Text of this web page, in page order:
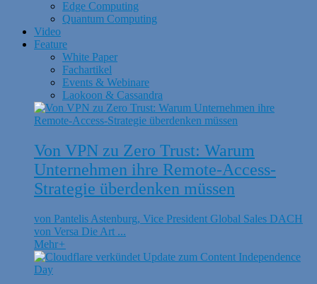
Edge Computing
Quantum Computing
Video
Feature
White Paper
Fachartikel
Events & Webinare
Laokoon & Cassandra
Von VPN zu Zero Trust: Warum
Unternehmen ihre Remote-Access-
Strategie überdenken müssen
von Pantelis Astenburg, Vice President Global Sales DACH
von Versa Die Art ...
Mehr+